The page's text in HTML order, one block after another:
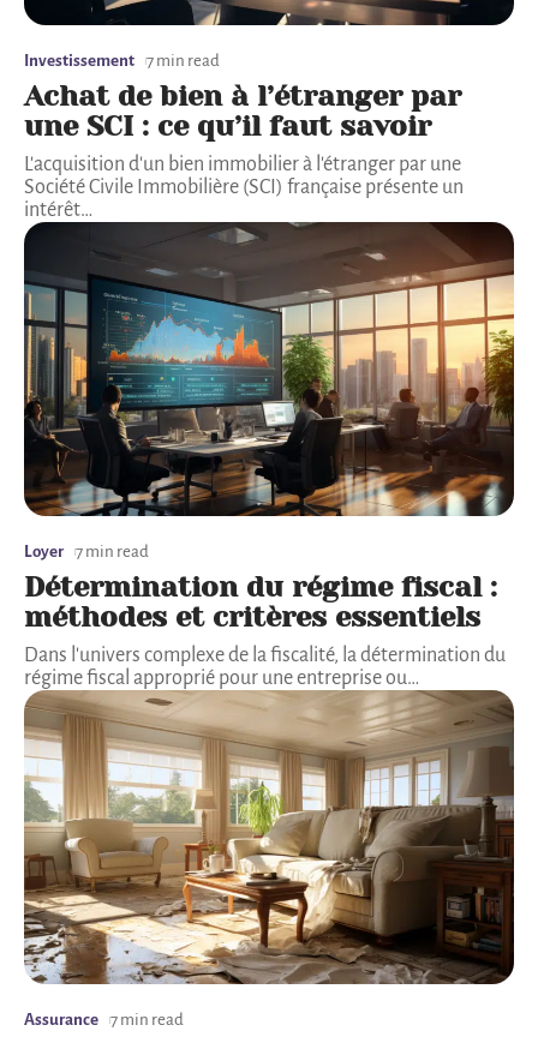
Investissement 7 min read
Achat de bien à l’étranger par
une SCI : ce qu’il faut savoir
L'acquisition d'un bien immobilier à l'étranger par une
Société Civile Immobilière (SCI) française présente un
intérêt…
Loyer 7 min read
Détermination du régime fiscal :
méthodes et critères essentiels
Dans l'univers complexe de la fiscalité, la détermination du
régime fiscal approprié pour une entreprise ou…
Assurance 7 min read